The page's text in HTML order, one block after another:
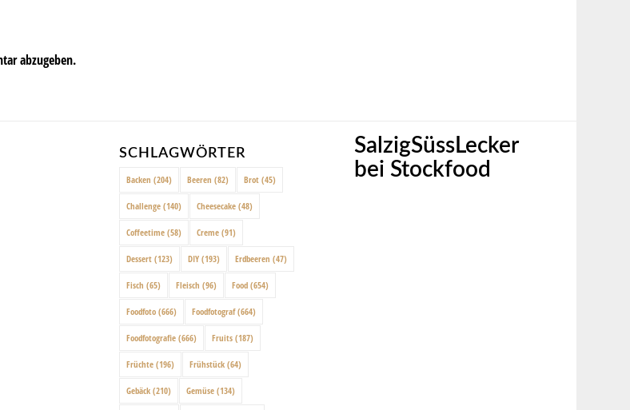
abzugeben.
SCHLAGWÖRTER
Backen (204) Beeren (82) Brot (45)
Challenge (140) Cheesecake (48)
Coffeetime (58) Creme (91)
Dessert (123) DIY (193) Erdbeeren (47)
Fisch (65) Fleisch (96) Food (654)
Foodfoto (666) Foodfotograf(664)
Foodfotografie (666) Fruits (187)
Früchte (196) Frühstück (64)
Gebäck (210) Gemüse (134)
SalzigSüssLecker
bei Stockfood